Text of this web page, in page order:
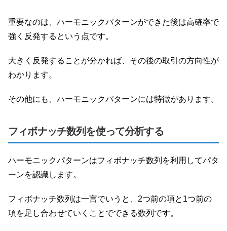
重要なのは、ハーモニックパターンができた後は高確率で
強く反発するという点です。
大きく反発することが分かれば、その後の取引の方向性が
わかります。
その他にも、ハーモニックパターンには特徴があります。
フィボナッチ数列を使って分析する
ハーモニックパターンはフィボナッチ数列を利用してパタ
ーンを認識します。
フィボナッチ数列は一言でいうと、2つ前の項と1つ前の
項を足し合わせていくことでできる数列です。